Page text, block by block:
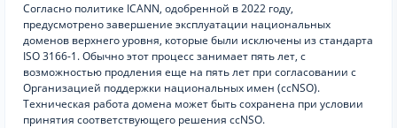
Согласно политике ICANN, одобренной в 2022 году,
предусмотрено завершение эксплуатации национальных
доменов верхнего уровня, которые были исключены из стандарта
ISO 3166-1. Обычно этот процесс занимает пять лет, с
возможностью продления еще на пять лет при согласовании с
Организацией поддержки национальных имен (ccNSO).
Техническая работа домена может быть сохранена при условии
принятия соответствующего решения ccNSO.